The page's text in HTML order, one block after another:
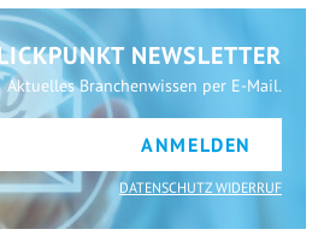
NEWSLETTER
Aktuelles Branchenwissen per E-Mail.
ANMELDEN
DATENSCHUTZ WIDERRUF